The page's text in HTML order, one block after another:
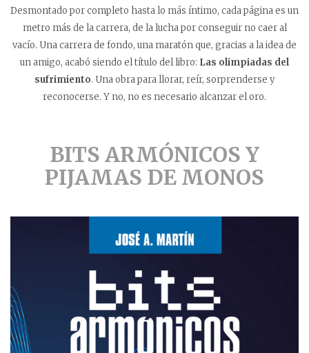
Desmontado por completo hasta lo más íntimo, cada página es un
metro más de la carrera, de la lucha por conseguir no caer al
vacío. Una carrera de fondo, una maratón que, gracias a la idea de
un amigo, acabó siendo el título del libro: Las olimpiadas del
sufrimiento. Una obra para llorar, reír, sorprenderse y
reconocerse. Y no, no es necesario alcanzar el oro.
BITS ARMÓNICOS Y
PIJAMAS DE MONOS